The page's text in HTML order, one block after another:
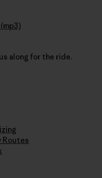
along for the ride.
Routes